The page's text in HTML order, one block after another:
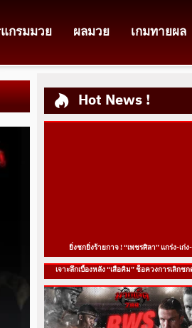
กรมมวย ผลมวย เกมทายผล
Hot News !
ยิ่งชกยิ่งร้ายกาจ ! “เพชรศิลา” แกร่ง-เก่ง
เจาะลึกเบื้องหลัง “เสือคิม” ช็อควงการเลิก